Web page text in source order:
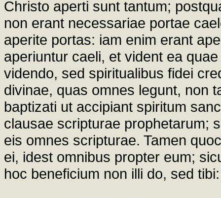
Christo aperti sunt tantum;
non erant necessariae portae
aperite portas: iam enim erant
aperiuntur caeli, et vident ea
videndo, sed spiritualibus fidei
divinae, quas omnes legunt, non
baptizati ut accipiant spiritum
clausae scripturae prophetarum;
eis omnes scripturae. Tamen
ei, idest omnibus propter eum;
hoc beneficium non illi do, sed